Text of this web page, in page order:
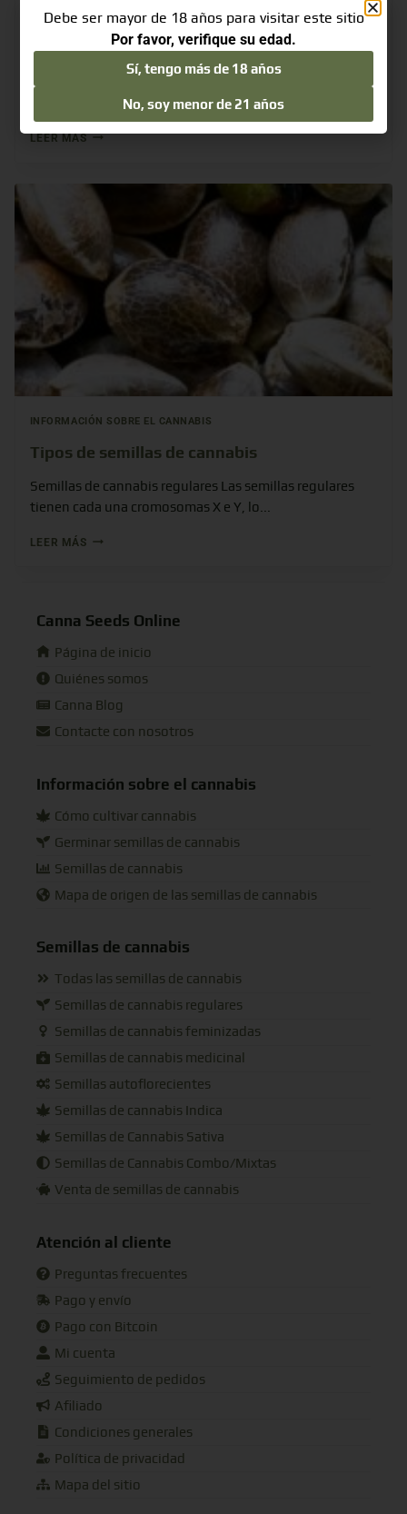
Semillas autoflorecientes
Understanding Autoflowering Cannabis: Growth
Patterns, Varieties, and Maturation Times
Autoflowering cannabis, also known as…
LEER MÁS
INFORMACIÓN SOBRE EL CANNABIS
Tipos de semillas de cannabis
Semillas de cannabis regulares Las semillas regulares
tienen cada una cromosomas X e Y, lo...
LEER MÁS
Canna Seeds Online
Página de inicio
Quiénes somos
Canna Blog
Contacte con nosotros
Información sobre el cannabis
Cómo cultivar cannabis
Germinar semillas de cannabis
Semillas de cannabis
Mapa de origen de las semillas de cannabis
Semillas de cannabis
Todas las semillas de cannabis
Semillas de cannabis regulares
Semillas de cannabis feminizadas
Semillas de cannabis medicinal
Semillas autoflorecientes
Semillas de cannabis Indica
Semillas de Cannabis Sativa
Semillas de Cannabis Combo/Mixtas
Venta de semillas de cannabis
Atención al cliente
Preguntas frecuentes
Pago y envío
Pago con Bitcoin
Mi cuenta
Seguimiento de pedidos
Afiliado
Condiciones generales
Política de privacidad
Mapa del sitio
Debe ser mayor de 18 años para visitar este sitio
Por favor, verifique su edad.
Sí, tengo más de 18 años
No, soy menor de 21 años